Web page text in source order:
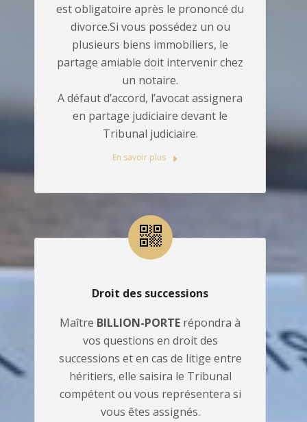
est obligatoire après le prononcé du
divorce.Si vous possédez un ou
plusieurs biens immobiliers, le
partage amiable doit intervenir chez
un notaire.
A défaut d’accord, l’avocat assignera
en partage judiciaire devant le
Tribunal judiciaire.
En savoir plus
Droit des successions
Maître BILLION-PORTE répondra à
vos questions en droit des
successions et en cas de litige entre
héritiers, elle saisira le Tribunal
compétent ou vous représentera si
vous êtes assignés.